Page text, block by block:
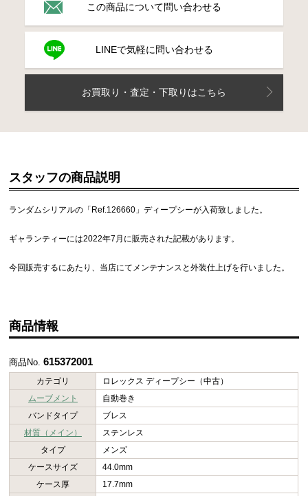
この商品について問い合わせる
LINEで気軽に問い合わせる
お買取り・査定・下取りはこちら
スタッフの商品説明
ランダムシリアルの「Ref.126660」ディープシーが入荷致しました。
ギャランティーには2022年7月に販売された記載があります。
今回販売するにあたり、当店にてメンテナンスと外装仕上げを行いました。
商品情報
商品No.615372001
カテゴリ
ロレックス ディープシー（中古）
ムーブメント
自動巻き
バンドタイプ
ブレス
材質（メイン）
ステンレス
タイプ
メンズ
ケースサイズ
44.0mm
ケース厚
17.7mm